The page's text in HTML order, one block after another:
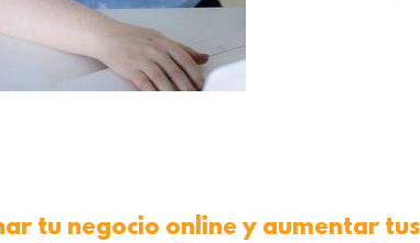
tu negocio online y aumentar